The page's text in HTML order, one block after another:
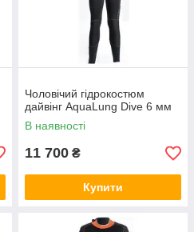
Чоловічий гідрокостюм
дайвінг AquaLung Dive 6 мм
В наявності
11 700 ₴
Купити